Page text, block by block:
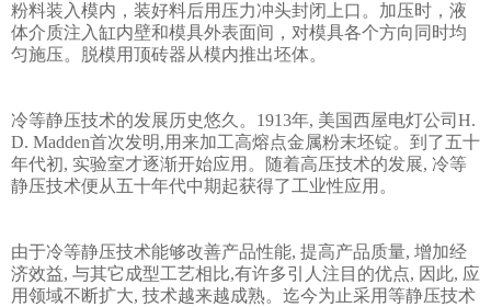
粉料装入模内，装好料后用压力冲头封闭上口。加压时，液
体介质注入缸内壁和模具外表面间，对模具各个方向同时均
匀施压。脱模用顶砖器从模内推出坯体。
冷等静压技术的发展历史悠久。1913年, 美国西屋电灯公司H.
D. Madden首次发明,用来加工高熔点金属粉末坯锭。到了五十
年代初, 实验室才逐渐开始应用。随着高压技术的发展, 冷等
静压技术便从五十年代中期起获得了工业性应用。
由于冷等静压技术能够改善产品性能, 提高产品质量, 增加经
济效益, 与其它成型工艺相比,有许多引人注目的优点, 因此, 应
用领域不断扩大, 技术越来越成熟。迄今为止采用等静压技术